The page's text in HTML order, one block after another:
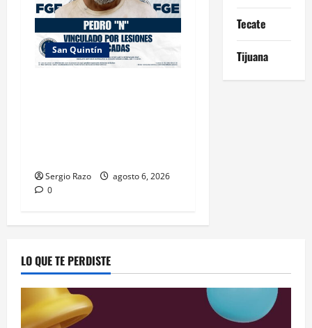
San Quintín
Sergio Razo
agosto 6, 2026
0
Tecate
Tijuana
LO QUE TE PERDISTE